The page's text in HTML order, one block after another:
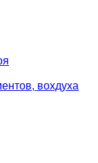
вохдуха